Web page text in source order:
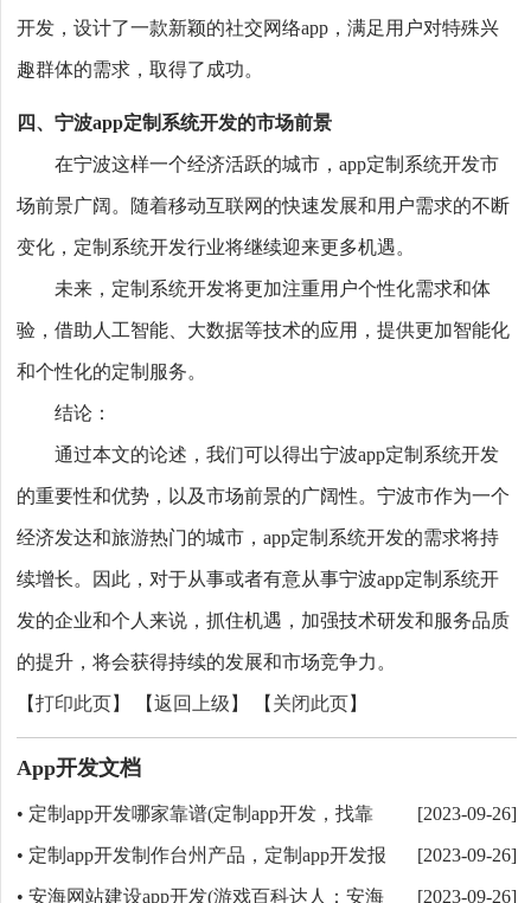
开发，设计了一款新颖的社交网络app，满足用户对特殊兴
趣群体的需求，取得了成功。
四、宁波app定制系统开发的市场前景
在宁波这样一个经济活跃的城市，app定制系统开发市
场前景广阔。随着移动互联网的快速发展和用户需求的不断
变化，定制系统开发行业将继续迎来更多机遇。
未来，定制系统开发将更加注重用户个性化需求和体
验，借助人工智能、大数据等技术的应用，提供更加智能化
和个性化的定制服务。
结论：
通过本文的论述，我们可以得出宁波app定制系统开发
的重要性和优势，以及市场前景的广阔性。宁波市作为一个
经济发达和旅游热门的城市，app定制系统开发的需求将持
续增长。因此，对于从事或者有意从事宁波app定制系统开
发的企业和个人来说，抓住机遇，加强技术研发和服务品质
的提升，将会获得持续的发展和市场竞争力。
【打印此页 】 【返回上级 】 【 关闭此页 】
App开发文档
[2023-09-26]
• 定制app开发哪家靠谱(定制app开发，找靠
谱！)
[2023-09-26]
• 定制app开发制作台州产品，定制app开发报
价详情
[2023-09-26]
•安海网站建设app开发(游戏百科达人：安海